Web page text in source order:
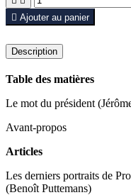
 Ajouter au panier
Description
Table des matières
Le mot du président
Avant-propos
Articles
Les derniers portraits de
(Benoît Puttemans)